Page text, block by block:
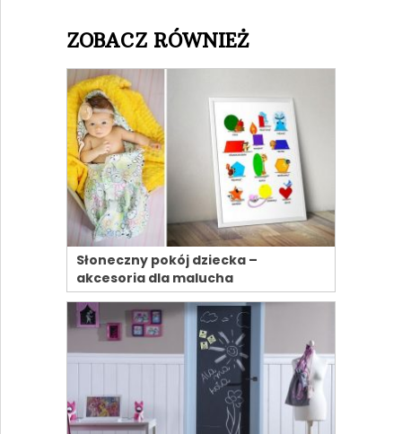
ZOBACZ RÓWNIEŻ
Słoneczny pokój dziecka –
akcesoria dla malucha